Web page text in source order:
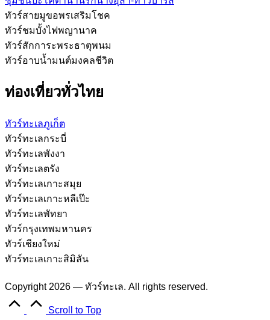
ทัวร์สายมูขอพรเสริมโชค
ทัวร์ชมบั้งไฟพญานาค
ทัวร์สักการะพระธาตุพนม
ทัวร์อาบน้ำมนต์มงคลชีวิต
ท่องเที่ยวทั่วไทย
ทัวร์ทะเลภูเก็ต
ทัวร์ทะเลกระบี่
ทัวร์ทะเลพังงา
ทัวร์ทะเลตรัง
ทัวร์ทะเลเกาะสมุย
ทัวร์ทะเลเกาะหลีเป๊ะ
ทัวร์ทะเลพัทยา
ทัวร์กรุงเทพมหานคร
ทัวร์เชียงใหม่
ทัวร์ทะเลเกาะสิมิลัน
Copyright 2026 — ทัวร์ทะเล. All rights reserved.
Scroll to Top